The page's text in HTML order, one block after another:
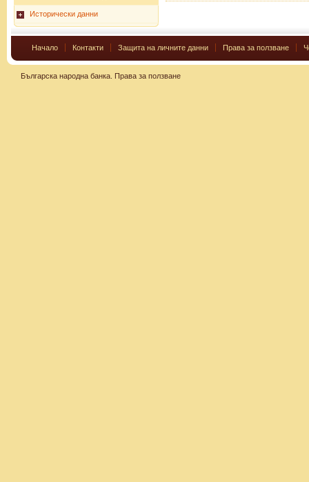
Исторически данни
Начало Контакти Защита на личните данни Права за ползване
Българска народна банка. Права за ползване